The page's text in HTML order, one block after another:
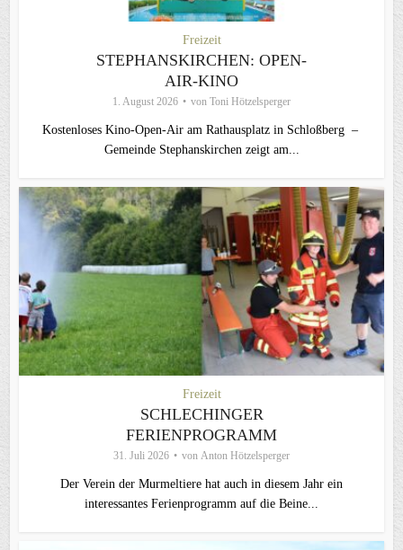
Freizeit
STEPHANSKIRCHEN: OPEN-
AIR-KINO
1. August 2026 von Toni Hötzelsperger
Kostenloses Kino-Open-Air am Rathausplatz in Schloßberg –
Gemeinde Stephanskirchen zeigt am...
Freizeit
SCHLECHINGER
FERIENPROGRAMM
31. Juli 2026 von Anton Hötzelsperger
Der Verein der Murmeltiere hat auch in diesem Jahr ein
interessantes Ferienprogramm auf die Beine...